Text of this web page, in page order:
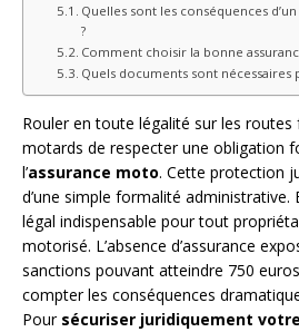
Quelles sont les conséquences
?
Comment choisir la bonne
Quels documents sont nécessaires
Rouler en toute légalité sur les
motards de respecter une obligation
l’assurance moto. Cette protection
d’une simple formalité administrative.
légal indispensable pour tout
motorisé. L’absence d’assurance
sanctions pouvant atteindre 750
compter les conséquences
Pour sécuriser juridiquement